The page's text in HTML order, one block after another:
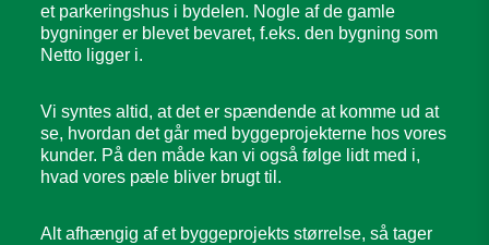
et parkeringshus i bydelen. Nogle af de gamle
bygninger er blevet bevaret, f.eks. den bygning som
Netto ligger i.
Vi syntes altid, at det er spændende at komme ud at
se, hvordan det går med byggeprojekterne hos vores
kunder. På den måde kan vi også følge lidt med i,
hvad vores pæle bliver brugt til.
Alt afhængig af et byggeprojekts størrelse, så tager